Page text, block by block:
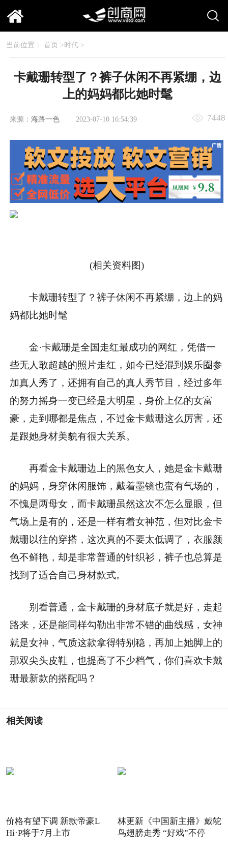
当前位置： 首页 >时代 >
卡戴珊转型了？裤子休闲不再紧绷，边
上的妈妈都比她时髦
来源： 海路一色 2023-07-10 16:54:39 7448
(相关资料图)
卡戴珊转型了？裤子休闲不再紧绷，边上的妈
妈都比她时髦
金·卡戴珊是全国走红最成功的网红，凭借一
些无人敢超越的照片走红，如今已经混到娱乐圈参
加真人秀了，还拥有自己的真人秀节目，经过多年
的努力摇身一变已经是大明星，身价上亿的女富
豪，走到哪都是焦点，不过金卡戴珊这么厉害，还
是跟她身材美貌有很大关系。
再看金卡戴珊边上的黑色女人，她是金卡戴珊
的妈妈，身穿休闲服饰，戴着墨镜也蛮有气场的，
不愧是两母女，而卡戴珊虽然这次不怎么显眼，但
气场上是有的，还是一样有着女神范，但对比金卡
戴珊以往的穿搭，这次真的不要太低调了，衣服颜
色不鲜艳，却是非常普通的针织衫，裤子也总算是
找到了适合自己身材款式。
别看普通，金卡戴珊的身材底子就是好，走起
路来，还是能同样勾勒出非常不错的曲线感，女神
就是女神，气质这款拿得特别稳，再加上她脚上的
那双尖头皮鞋，也提高了不少档气，你们喜欢卡戴
珊最新款的搭配吗？
相关阅读
价格有望下调 新款帝豪L
Hi·P将于7月上市
林更新《中国新主播》戴鸵
鸟翅膀走秀 “好戏”不停